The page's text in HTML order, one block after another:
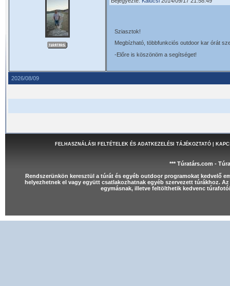
Sziasztok!
Megbízható, többfunkciós outdoor kar órát
-Előre is köszönöm a segítséget!
2026/08/09
FELHASZNÁLÁSI FELTÉTELEK ÉS ADATKEZELÉSI TÁJÉKOZTATÓ|
*** Túratárs.com -
Rendszerünkön keresztül a túrát és egyéb outdoor programokat kedvelő
helyezhetnek el vagy együtt csatlakozhatnak egyéb szervezett túrákhoz.
egymásnak, illetve feltölthetik kedvenc